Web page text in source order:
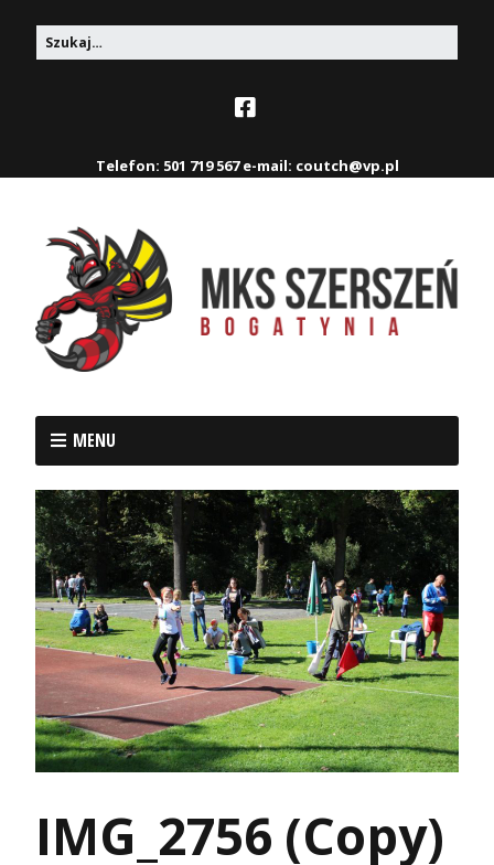
Telefon: 501 719 567 e-mail: coutch@vp.pl
MENU
IMG_2756 (Copy)